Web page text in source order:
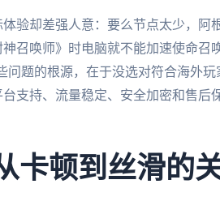
验却差强人意：要么节点太少，阿
召唤师》时电脑就不能加速使命召
题的根源，在于没选对符合海外玩
支持、流量稳定、安全加密和售后
卡顿到丝滑的